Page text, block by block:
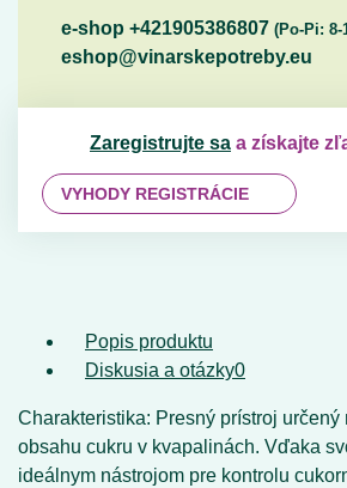
e-shop +421905386807 (Po-Pi: 8-
eshop@vinarskepotreby.eu
Zaregistrujte sa a získajte
VYHODY REGISTRÁCIE
Popis produktu
Diskusia a otázky0
Charakteristika: Presný prístroj
obsahu cukru v kvapalinách. Vďaka
ideálnym nástrojom pre kontrolu